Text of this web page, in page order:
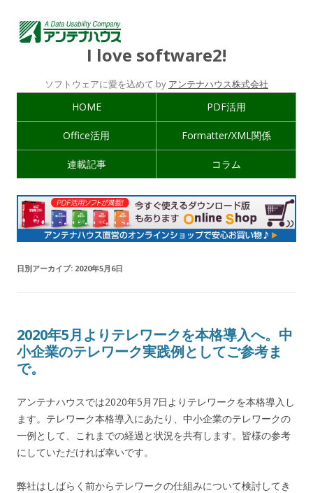
I love software2!
ソフトウェアに愛を込めて by アンテナハウス株式会社
HOME PDF活用
Office活用 Formatter/XML関係
連載記事 コラム
日別アーカイブ: 2020年5月6日
2020年5月よりテレワークを本格導入へ。中
小企業のテレワーク実践例としてご参考ま
で。
アンテナハウスでは2020年5月7日よりテレワークを本格導入し
ます。テレワーク本格導入にあたり、中小企業のテレワークの
一例として、これまでの経過と状況を共有します。皆様の参考
にしていただければ幸いです。
弊社はしばらく前からテレワークの仕組みについて検討してき